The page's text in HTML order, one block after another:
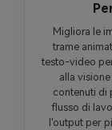
Migliora le
trame
testo-video
alla
contenuti di
flusso di
l'output per